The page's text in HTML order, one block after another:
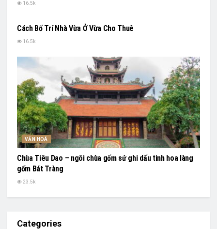
16.5k
Cách Bố Trí Nhà Vừa Ở Vừa Cho Thuê
16.5k
VĂN HOÁ
Chùa Tiêu Dao – ngôi chùa gốm sứ ghi dấu tinh hoa làng
gốm Bát Tràng
23.5k
Categories